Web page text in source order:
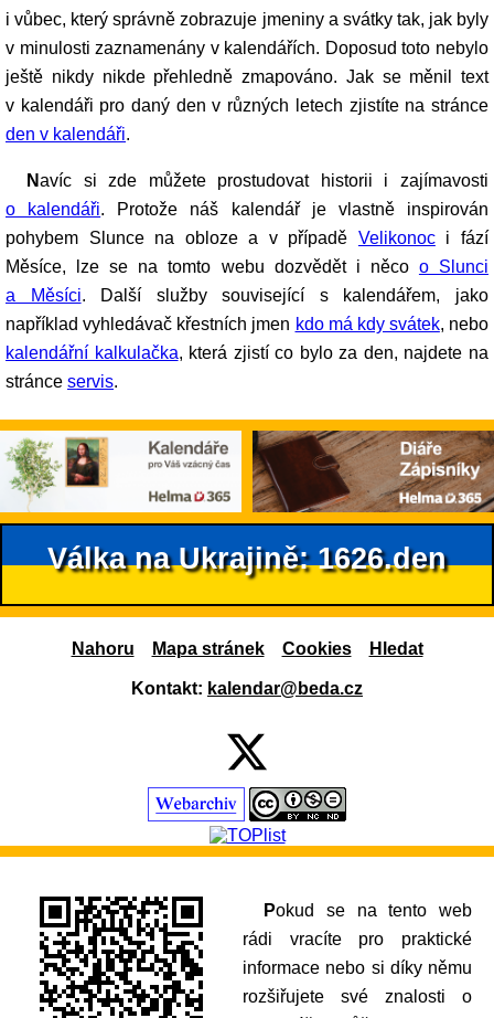
i vůbec, který správně zobrazuje jmeniny a svátky tak, jak byly
v minulosti zaznamenány v kalendářích. Doposud toto nebylo
ještě nikdy nikde přehledně zmapováno. Jak se měnil text
v kalendáři pro daný den v různých letech zjistíte na stránce
den v kalendáři.
Navíc si zde můžete prostudovat historii i zajímavosti
o kalendáři. Protože náš kalendář je vlastně inspirován
pohybem Slunce na obloze a v případě Velikonoci fází
Měsíce, lze se na tomto webu dozvědět i něco o Slunci
a Měsíci. Další služby související s kalendářem, jako
například vyhledávač křestních jmen kdo má kdy svátek, nebo
kalendářní kalkulačka, která zjistí co bylo za den, najdete na
stránce servis.
Válka na Ukrajině: 1626.den
Nahoru Mapa stránek Cookies Hledat
Kontakt: kalendar@beda.cz
Pokud se na tento web
rádi vracíte pro praktické
informace nebo si díky němu
rozšiřujete své znalosti o